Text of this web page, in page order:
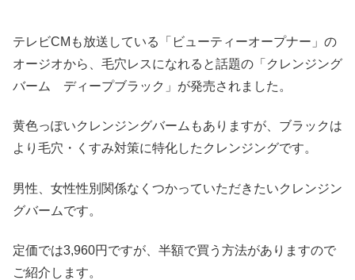
テレビCMも放送している「ビューティーオープナー」の
オージオから、毛穴レスになれると話題の「クレンジング
バーム ディープブラック」が発売されました。
黄色っぽいクレンジングバームもありますが、ブラックは
より毛穴・くすみ対策に特化したクレンジングです。
男性、女性性別関係なくつかっていただきたいクレンジン
グバームです。
定価では3,960円ですが、半額で買う方法がありますので
ご紹介します。